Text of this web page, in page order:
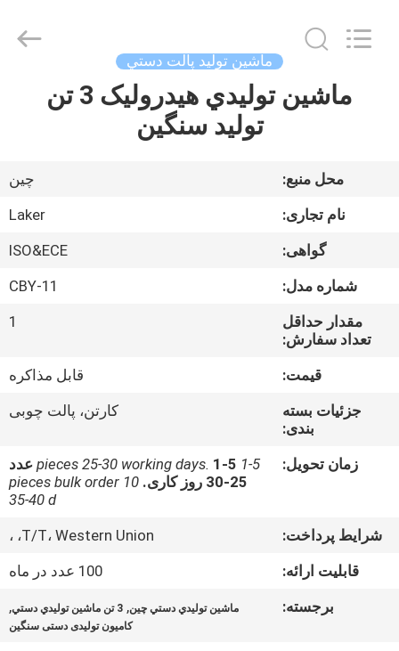
دربارهی
کارخانه
کیفیت
تماس
ما
CO.,LIMITED.
ماشين توليد پالت دستي
ماشين توليدي هيدروليک 3 تن
توليد سنگين
محل منبع:
چین
نام تجاری:
Laker
گواهی:
ISO&ECE
شماره مدل:
CBY-11
مقدار حداقل
تعداد سفارش:
1
قیمت:
قابل مذاکره
جزئیات بسته
بندی:
کارتن، پالت چوبی
زمان تحویل: 1-5 pieces 25-30 working days.
1-5 عدد
25-30 روز کاری.
10 pieces bulk order
35-40 d
شرایط پرداخت:
T/T، Western Union، ،
قابلیت ارائه:
100 عدد در ماه
برجسته:
ماشين توليدي دستي چين, 3 تن ماشين توليدي دستي ,
کامیون تولیدی دستی سنگین